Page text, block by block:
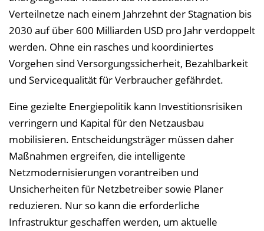
n
b
e
e
Verteilnetze nach einem Jahrzehnt der Stagnation bis
2030 auf über 600 Milliarden USD pro Jahr verdoppelt
werden. Ohne ein rasches und koordiniertes
Vorgehen sind Versorgungssicherheit, Bezahlbarkeit
und Servicequalität für Verbraucher gefährdet.
Eine gezielte Energiepolitik kann Investitionsrisiken
verringern und Kapital für den Netzausbau
mobilisieren. Entscheidungsträger müssen daher
Maßnahmen ergreifen, die intelligente
Netzmodernisierungen vorantreiben und
Unsicherheiten für Netzbetreiber sowie Planer
reduzieren. Nur so kann die erforderliche
Infrastruktur geschaffen werden, um aktuelle